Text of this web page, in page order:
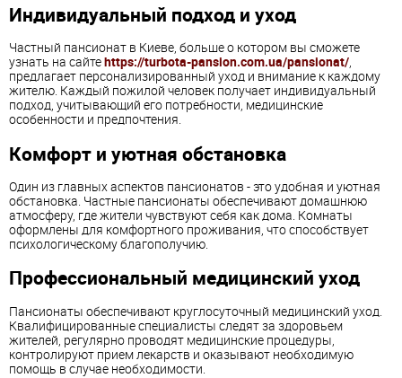
Индивидуальный подход и уход
Частный пансионат в Киеве, больше о котором вы сможете
узнать на сайтеhttps://turbota-pansion.com.ua/pansionat/,
предлагает персонализированный уход и внимание к каждому
жителю. Каждый пожилой человек получает индивидуальный
подход, учитывающий его потребности, медицинские
особенности и предпочтения.
Комфорт и уютная обстановка
Один из главных аспектов пансионатов - это удобная и уютная
обстановка. Частные пансионаты обеспечивают домашнюю
атмосферу, где жители чувствуют себя как дома. Комнаты
оформлены для комфортного проживания, что способствует
психологическому благополучию.
Профессиональный медицинский уход
Пансионаты обеспечивают круглосуточный медицинский уход.
Квалифицированные специалисты следят за здоровьем
жителей, регулярно проводят медицинские процедуры,
контролируют прием лекарств и оказывают необходимую
помощь в случае необходимости.